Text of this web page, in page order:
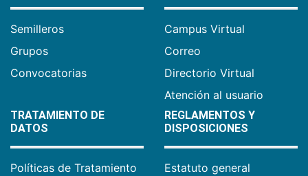
Semilleros
Grupos
Convocatorias
Campus Virtual
Correo
Directorio Virtual
Atención al usuario
TRATAMIENTO DE
DATOS
Políticas de Tratamiento
REGLAMENTOS Y
DISPOSICIONES
Estatuto general